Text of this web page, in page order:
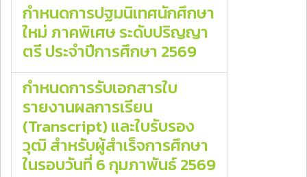
กำหนดการปฐมนิเทศนักศึกษา
ใหม่ ภาคพิเศษ ระดับปริญญา
ตรี ประจำปีการศึกษา 2569
กำหนดการรับเอกสารใบ
รายงานผลการเรียน
(Transcript) และใบรับรอง
วุฒิ สำหรับผู้สำเร็จการศึกษา
ในรอบวันที่ 6 กุมภาพันธ์ 2569